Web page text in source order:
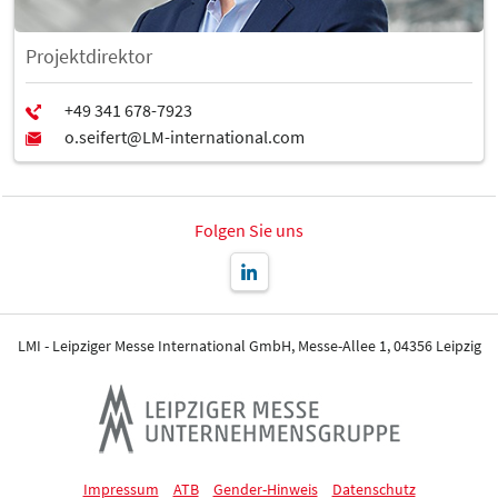
Projektdirektor
Folgen Sie uns
LMI - Leipziger Messe International GmbH, Messe-Allee 1, 04356 Leipzig
Impressum ATB Gender-Hinweis Datenschutz